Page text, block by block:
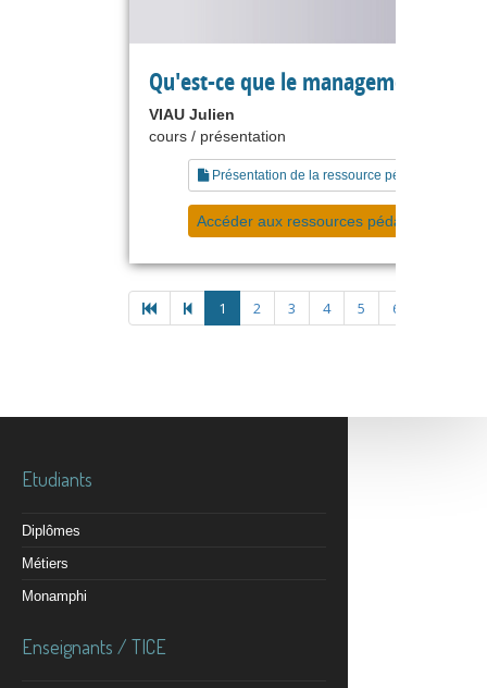
Qu'est-ce que le management ?
VIAU Julien
cours / présentation
Présentation de la ressource pédagogique
Accéder aux ressources pédagogiques
1 2 3 4 5 6
Etudiants
Diplômes
Métiers
Monamphi
Enseignants / TICE